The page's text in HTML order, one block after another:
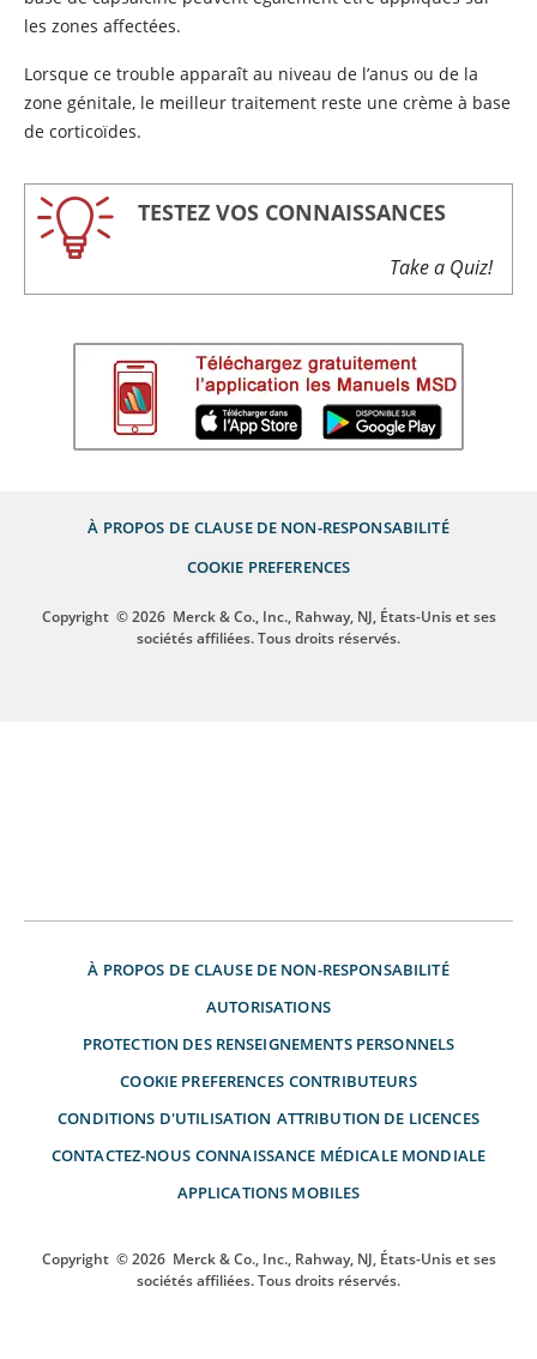
les zones affectées.
Lorsque ce trouble apparaît au niveau de l’anus ou de la
zone génitale, le meilleur traitement reste une crème à base
de corticoïdes.
TESTEZ VOS CONNAISSANCES
Take a Quiz!
À PROPOS DE CLAUSE DE NON-RESPONSABILITÉ
COOKIE PREFERENCES
Copyright © 2026 Merck & Co., Inc., Rahway, NJ, États-Unis et ses
sociétés affiliées. Tous droits réservés.
À PROPOS DE CLAUSE DE NON-RESPONSABILITÉ
AUTORISATIONS
PROTECTION DES RENSEIGNEMENTS PERSONNELS
COOKIE PREFERENCES CONTRIBUTEURS
CONDITIONS D'UTILISATION ATTRIBUTION DE LICENCES
CONTACTEZ-NOUS CONNAISSANCE MÉDICALE MONDIALE
APPLICATIONS MOBILES
Copyright © 2026 Merck & Co., Inc., Rahway, NJ, États-Unis et ses
sociétés affiliées. Tous droits réservés.